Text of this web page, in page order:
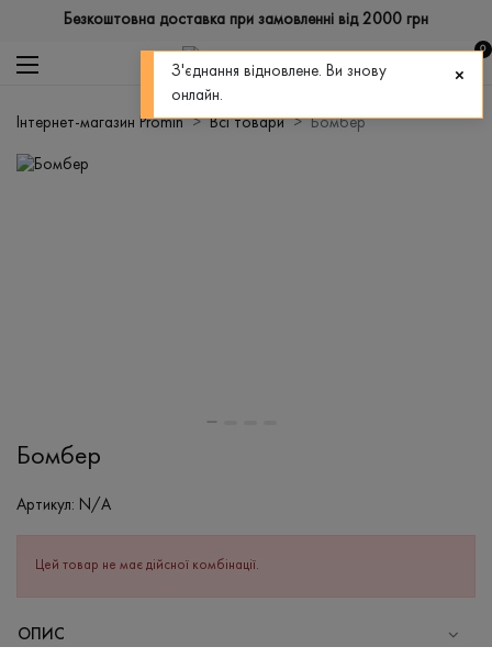
Безкоштовна доставка при замовленні від 2000 грн
0
Інтернет-магазин Promin Всі товари Бомбер
Бомбер
Артикул: N/A
Цей товар не має дійсної комбінації.
ОПИС
З'єднання відновлене. Ви знову
онлайн.